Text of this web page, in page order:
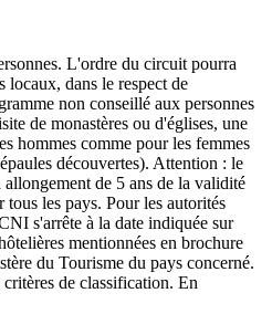
L'ordre du circuit pourra
locaux, dans le respect de
non conseillé aux personnes
de monastères ou d'églises, une
hommes comme pour les femmes
découvertes). Attention : le
de 5 ans de la validité
les pays. Pour les autorités
s'arrête à la date indiquée sur
mentionnées en brochure
du Tourisme du pays concerné.
de classification. En